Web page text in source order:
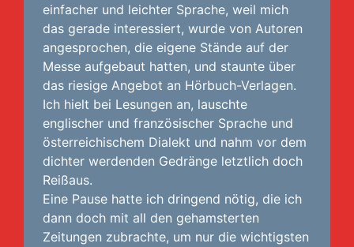
einfacher und leichter Sprache, weil mich
das gerade interessiert, wurde von Autoren
angesprochen, die eigene Stände auf der
Messe aufgebaut hatten, und staunte über
das riesige Angebot an Hörbuch-Verlagen.
Ich hielt bei Lesungen an, lauschte
englischer und französischer Sprache und
österreichischem Dialekt und nahm vor dem
dichter werdenden Gedränge letztlich doch
Reißaus.
Eine Pause hatte ich dringend nötig, die ich
dann doch mit all den gehamsterten
Zeitungen zubrachte, um nur die wichtigsten